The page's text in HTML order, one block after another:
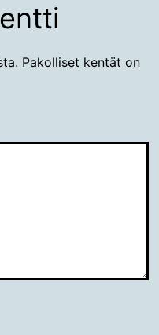
Pakolliset kentät on